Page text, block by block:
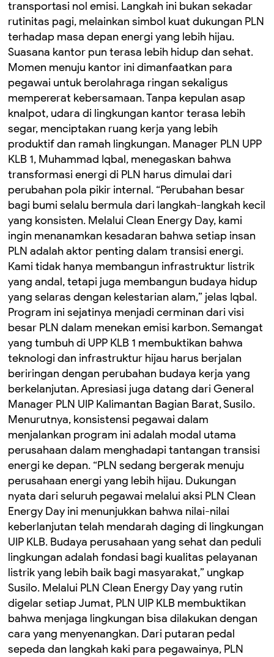
transportasi nol emisi. Langkah ini bukan sekadar
rutinitas pagi, melainkan simbol kuat dukungan PLN
terhadap masa depan energi yang lebih hijau.
Suasana kantor pun terasa lebih hidup dan sehat.
Momen menuju kantor ini dimanfaatkan para
pegawai untuk berolahraga ringan sekaligus
mempererat kebersamaan. Tanpa kepulan asap
knalpot, udara di lingkungan kantor terasa lebih
segar, menciptakan ruang kerja yang lebih
produktif dan ramah lingkungan. Manager PLN UPP
KLB 1, Muhammad Iqbal, menegaskan bahwa
transformasi energi di PLN harus dimulai dari
perubahan pola pikir internal. “Perubahan besar
bagi bumi selalu bermula dari langkah-langkah kecil
yang konsisten. Melalui Clean Energy Day, kami
ingin menanamkan kesadaran bahwa setiap insan
PLN adalah aktor penting dalam transisi energi.
Kami tidak hanya membangun infrastruktur listrik
yang andal, tetapi juga membangun budaya hidup
yang selaras dengan kelestarian alam,” jelas Iqbal.
Program ini sejatinya menjadi cerminan dari visi
besar PLN dalam menekan emisi karbon. Semangat
yang tumbuh di UPP KLB 1 membuktikan bahwa
teknologi dan infrastruktur hijau harus berjalan
beriringan dengan perubahan budaya kerja yang
berkelanjutan. Apresiasi juga datang dari General
Manager PLN UIP Kalimantan Bagian Barat, Susilo.
Menurutnya, konsistensi pegawai dalam
menjalankan program ini adalah modal utama
perusahaan dalam menghadapi tantangan transisi
energi ke depan. “PLN sedang bergerak menuju
perusahaan energi yang lebih hijau. Dukungan
nyata dari seluruh pegawai melalui aksi PLN Clean
Energy Day ini menunjukkan bahwa nilai-nilai
keberlanjutan telah mendarah daging di lingkungan
UIP KLB. Budaya perusahaan yang sehat dan peduli
lingkungan adalah fondasi bagi kualitas pelayanan
listrik yang lebih baik bagi masyarakat,” ungkap
Susilo. Melalui PLN Clean Energy Day yang rutin
digelar setiap Jumat, PLN UIP KLB membuktikan
bahwa menjaga lingkungan bisa dilakukan dengan
cara yang menyenangkan. Dari putaran pedal
sepeda dan langkah kaki para pegawainya, PLN